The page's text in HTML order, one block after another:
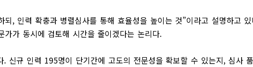
, 인력 확충과 병렬심사를 통해 효율성을 높이는 것”이라고 설명하고
가 동시에 검토해 시간을 줄이겠다는 논리다.
신규 인력 195명이 단기간에 고도의 전문성을 확보할 수 있는지, 심사